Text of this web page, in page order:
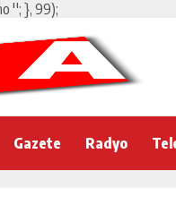
''; }, 99);
Gazete Radyo